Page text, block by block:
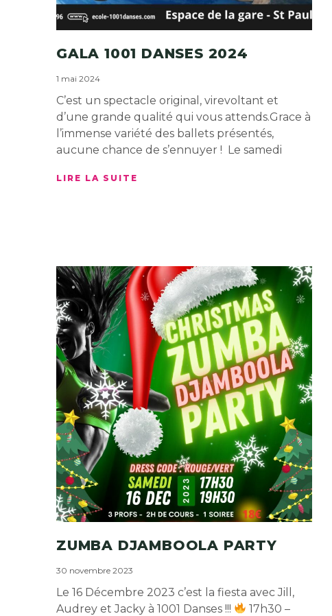
GALA 1001 DANSES 2024
1 mai 2024
C’est un spectacle original, virevoltant et
d’une grande qualité qui vous attends.Grace à
l’immense variété des ballets présentés,
aucune chance de s’ennuyer ! Le samedi
LIRE LA SUITE
ZUMBA DJAMBOOLA PARTY
30 novembre 2023
Le 16 Décembre 2023 c’est la fiesta avec Jill,
Audrey et Jacky à 1001 Danses !!!
17h30 –